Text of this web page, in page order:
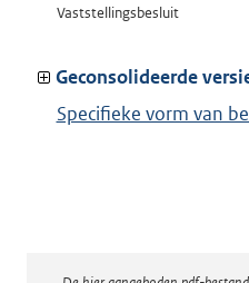
Vaststellingsbesluit
Geconsolideerde
Specifieke vorm van